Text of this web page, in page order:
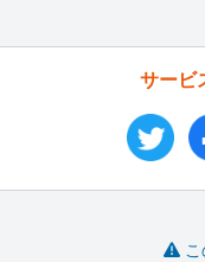
サービ